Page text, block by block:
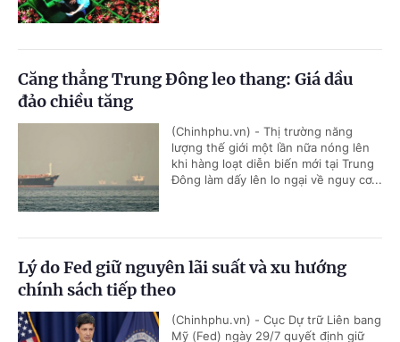
Căng thẳng Trung Đông leo thang: Giá dầu
đảo chiều tăng
(Chinhphu.vn) - Thị trường năng
lượng thế giới một lần nữa nóng lên
khi hàng loạt diễn biến mới tại Trung
Đông làm dấy lên lo ngại về nguy cơ...
Lý do Fed giữ nguyên lãi suất và xu hướng
chính sách tiếp theo
(Chinhphu.vn) - Cục Dự trữ Liên bang
Mỹ (Fed) ngày 29/7 quyết định giữ